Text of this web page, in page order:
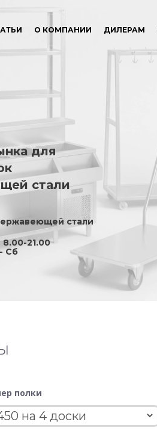
О КОМПАНИИ ДИЛЕРАМ
для
стали
стали
21.00
Сб
полки